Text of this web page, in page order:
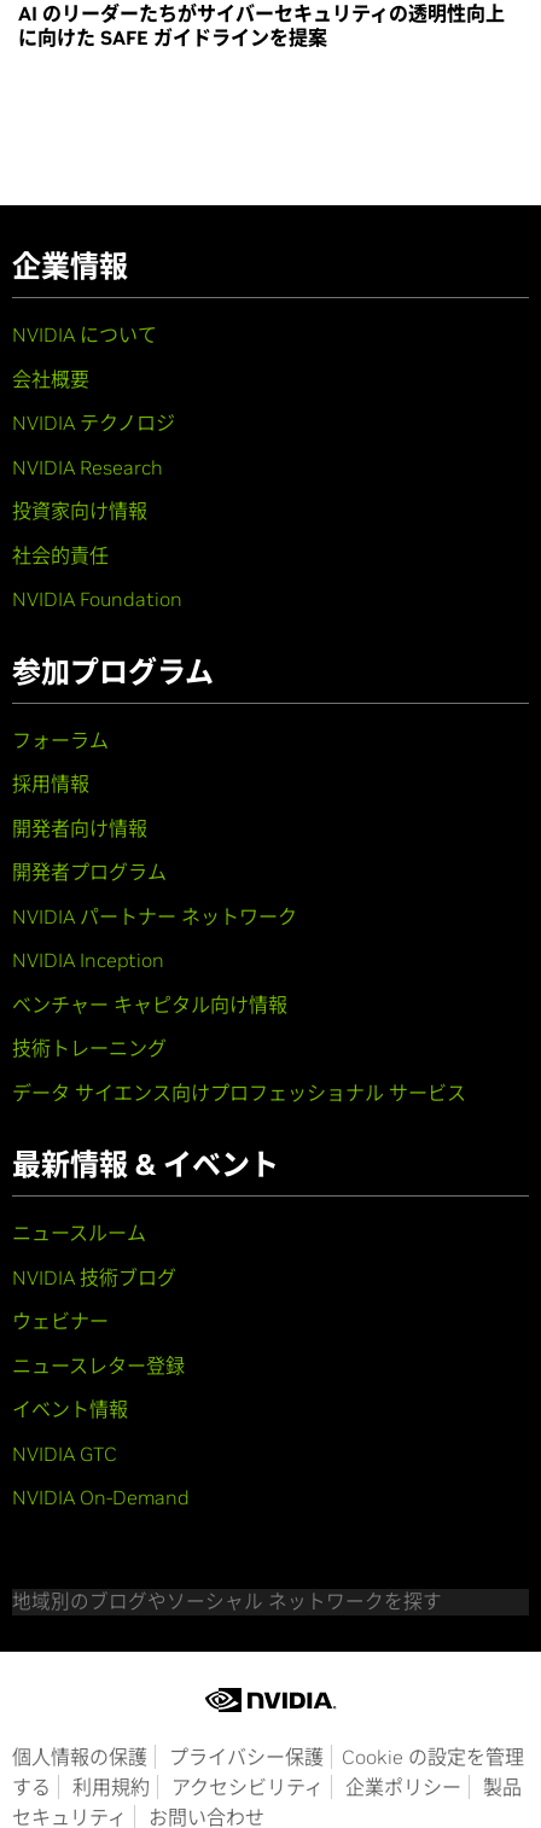
AI のリーダーたちがサイバーセキュリティの透明性向上
に向けた SAFE ガイドラインを提案
企業情報
NVIDIA について
会社概要
NVIDIA テクノロジ
NVIDIA Research
投資家向け情報
社会的責任
NVIDIA Foundation
参加プログラム
フォーラム
採用情報
開発者向け情報
開発者プログラム
NVIDIA パートナー ネットワーク
NVIDIA Inception
ベンチャー キャピタル向け情報
技術トレーニング
データ サイエンス向けプロフェッショナル サービス
最新情報 & イベント
ニュースルーム
NVIDIA 技術ブログ
ウェビナー
ニュースレター登録
イベント情報
NVIDIA GTC
NVIDIA On-Demand
地域別のブログやソーシャル ネットワークを探す
個人情報の保護 プライバシー保護
Cookie の設定を管理
する
利用規約 アクセシビリティ 企業ポリシー
製品
セキュリティ
お問い合わせ